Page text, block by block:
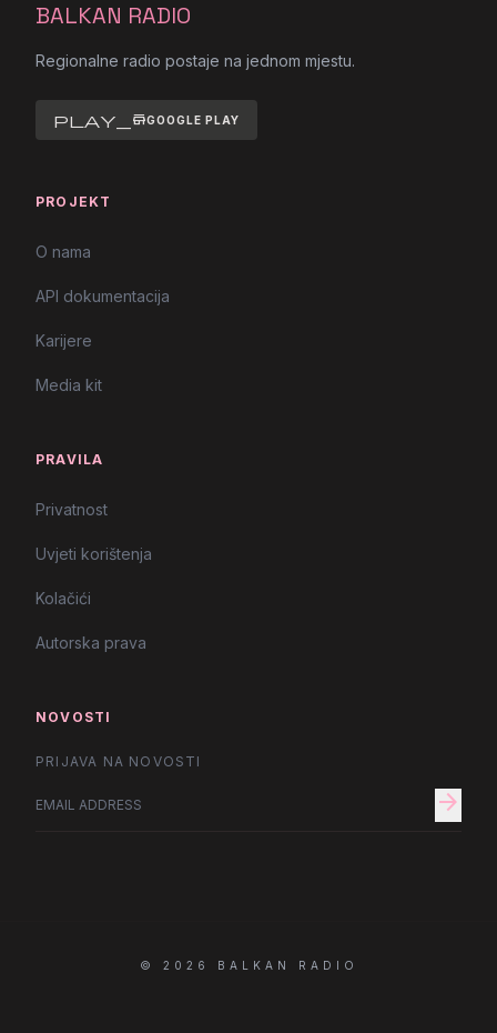
BALKAN RADIO
Regionalne radio postaje na jednom mjestu.
play_storeGOOGLE PLAY
PROJEKT
O nama
API dokumentacija
Karijere
Media kit
PRAVILA
Privatnost
Uvjeti korištenja
Kolačići
Autorska prava
NOVOSTI
PRIJAVA NA NOVOSTI
arrow_forward
© 2026 BALKAN RADIO